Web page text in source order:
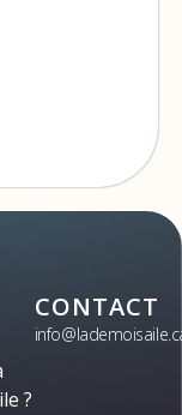
?
CONTACT